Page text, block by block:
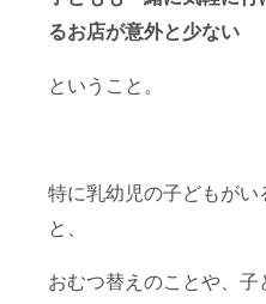
るお店が意外と少ない
ということ。
特に乳幼児の子どもがい
と、
おむつ替えのことや、子